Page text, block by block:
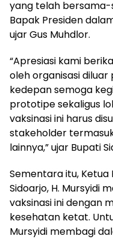
yang telah
Bapak Presiden
ujar Gus Muhdlor.
“Apresiasi kami
oleh organisasi
kedepan semoga
prototipe sekaligus
vaksinasi ini harus
stakeholder
lainnya,” ujar Bupati
Sementara itu,
Sidoarjo, H. Mursyidi
vaksinasi ini dengan
kesehatan ketat.
Mursyidi membagi